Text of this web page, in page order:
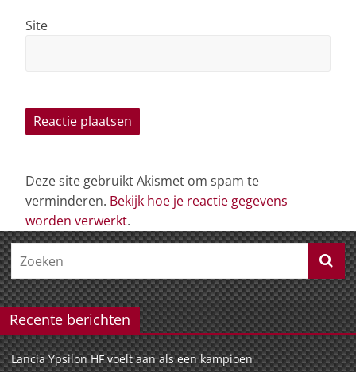
Site
Deze site gebruikt Akismet om spam te
verminderen. Bekijk hoe je reactie gegevens
worden verwerkt.
Recente berichten
Lancia Ypsilon HF voelt aan als een kampioen